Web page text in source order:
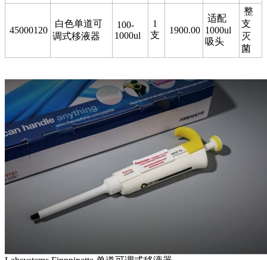
45000120
白色单道可
调式移液器
100-
1000ul
1
支
1900.00
适配
1000ul
吸头
整
支
灭
菌